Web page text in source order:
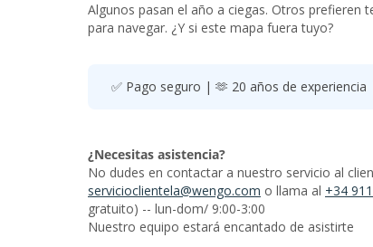
Algunos pasan el año a ciegas. Otros prefieren
para navegar. ¿Y si este mapa fuera tuyo?
✅ Pago seguro | 🫶 20 años de
¿Necesitas asistencia?
No dudes en contactar a nuestro servicio al
servicioclientela@wengo.com o llama al +34
gratuito) -- lun-dom/ 9:00-3:00
Nuestro equipo estará encantado de asistirte